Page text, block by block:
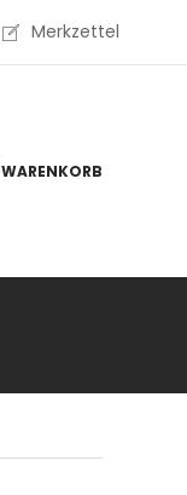
Merkzettel
WARENKORB